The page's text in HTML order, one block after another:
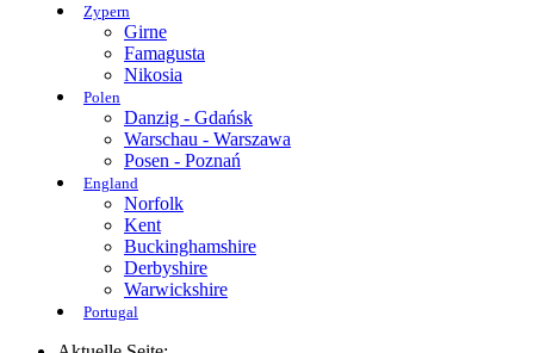
Zypern
Girne
Famagusta
Nikosia
Polen
Danzig - Gdańsk
Warschau - Warszawa
Posen - Poznań
England
Norfolk
Kent
Buckinghamshire
Derbyshire
Warwickshire
Portugal